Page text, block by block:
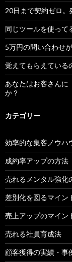
20日まで契約ゼロ
同じツールを使って
5万円の問い合わせ
覚えてもらえている
あなたはお客さんに
か？
カテゴリー
効率的な集客ノウハ
成約率アップの方法
売れるメンタル強化
差別化を図るマイン
売上アップのマイン
売れる社員育成法
顧客獲得の実績・事